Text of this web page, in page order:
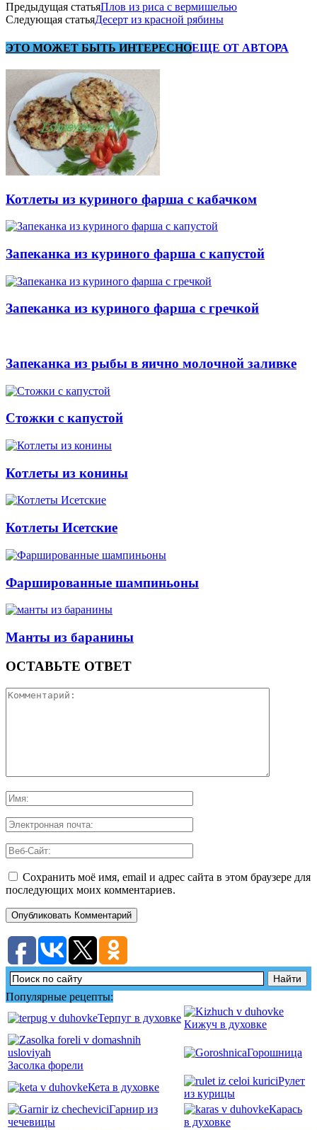
Предыдущая статьяПлов из риса с вермишелью
Следующая статьяДесерт из красной рябины
ЭТО МОЖЕТ БЫТЬ ИНТЕРЕСНОЕЩЕ ОТ АВТОРА
Котлеты из куриного фарша с кабачком
Запеканка из куриного фарша с капустой
Запеканка из куриного фарша с гречкой
Запеканка из рыбы в яично молочной заливке
Стожки с капустой
Котлеты из конины
Котлеты Исетские
Фаршированные шампиньоны
Манты из баранины
ОСТАВЬТЕ ОТВЕТ
Сохранить моё имя, email и адрес сайта в этом браузере для
последующих моих комментариев.
Популярные рецепты:
Терпуг в духовке
Кижуч в духовке
Засолка форели
Горошница
Кета в духовке
Рулет
из курицы
Гарнир из
чечевицы
Карась
в духовке